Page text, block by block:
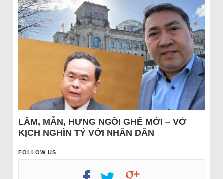
LÂM, MẪN, HƯNG NGỒI GHẾ MỚI – VỞ
KỊCH NGHÌN TỶ VỚI NHÂN DÂN
FOLLOW US